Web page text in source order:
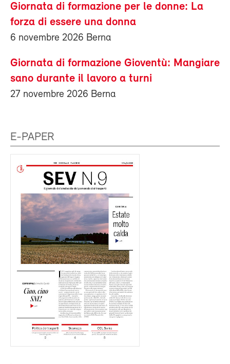
Giornata di formazione per le donne: La
forza di essere una donna
6 novembre 2026 Berna
Giornata di formazione Gioventù: Mangiare
sano durante il lavoro a turni
27 novembre 2026 Berna
E-PAPER